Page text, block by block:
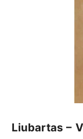
Liubartas –